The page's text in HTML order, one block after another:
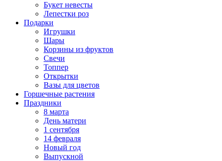
Букет невесты
Лепестки роз
Подарки
Игрушки
Шары
Корзины из фруктов
Свечи
Топпер
Открытки
Вазы для цветов
Горшечные растения
Праздники
8 марта
День матери
1 сентября
14 февраля
Новый год
Выпускной